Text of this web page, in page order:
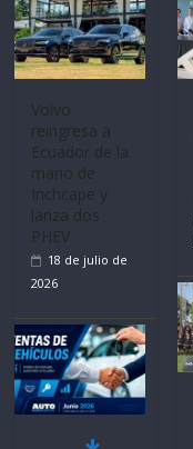
Mercado
automotor
nacional cierra
su mejor 1er
semestre en la
historia
11 de julio de
2026